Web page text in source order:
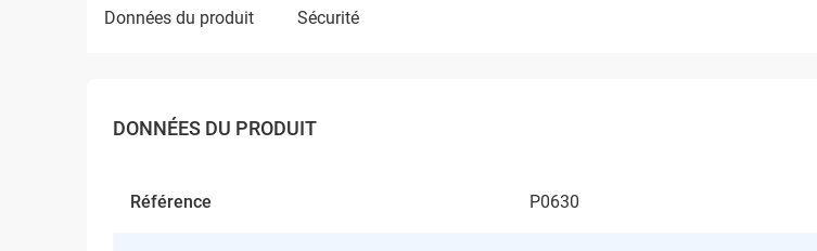
données du produit sécurité
DONNÉES DU PRODUIT
Référence P0630